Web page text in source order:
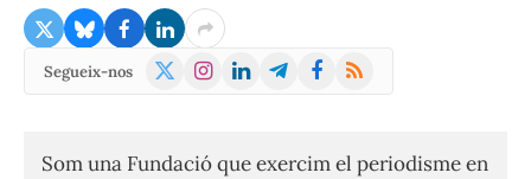
Segueix-nos
X
Instagram
LinkedInTelegramFacebook
RSS
Som una Fundació que exercim el periodisme en